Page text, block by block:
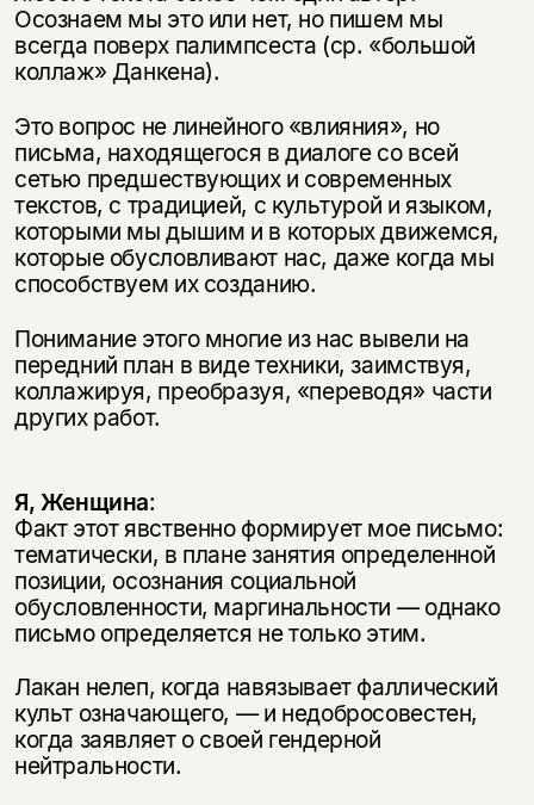
Осознаем мы это или нет, но пишем мы
всегда поверх палимпсеста (ср. «большой
коллаж» Данкена).
Это вопрос не линейного «влияния», но
письма, находящегося в диалоге со всей
сетью предшествующих и современных
текстов, с традицией, с культурой и языком,
которыми мы дышим и в которых движемся,
которые обусловливают нас, даже когда мы
способствуем их созданию.
Понимание этого многие из нас вывели на
передний план в виде техники, заимствуя,
коллажируя, преобразуя, «переводя» части
других работ.
Я, Женщина:
Факт этот явственно формирует мое письмо:
тематически, в плане занятия определенной
позиции, осознания социальной
обусловленности, маргинальности — однако
письмо определяется не только этим.
Лакан нелеп, когда навязывает фаллический
культ означающего, — и недобросовестен,
когда заявляет о своей гендерной
нейтральности.